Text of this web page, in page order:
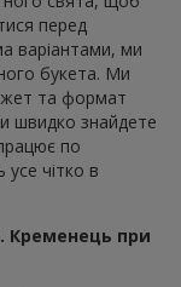
перед
варіантами, ми
букета. Ми
та формат
швидко знайдете
по
чітко в
Кременець при